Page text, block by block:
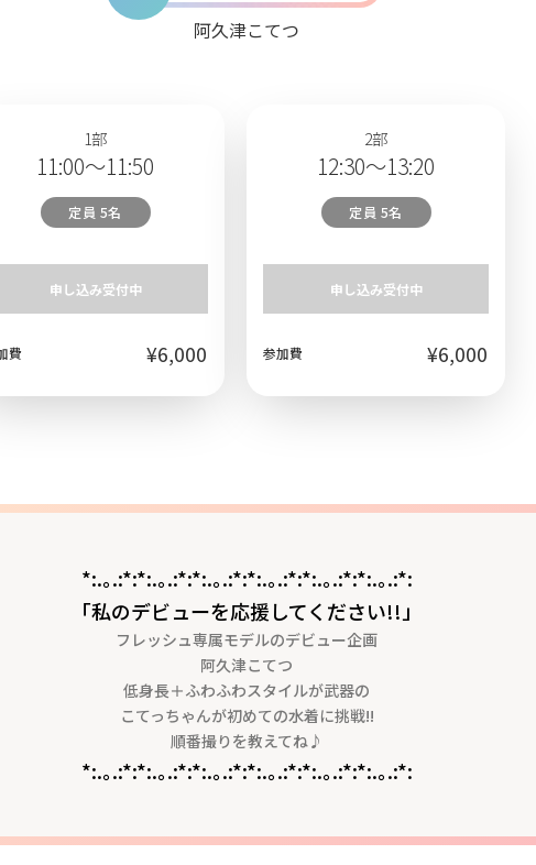
阿久津こてつ
1部
11:00～11:50
定員 5名
申し込み受付中
費 ¥6,000
2部
12:30～13:20
定員 5名
申し込み受付中
参加費 ¥6,000
*:.｡.:*:*:.｡.:*:*:.｡.:*:*:.｡.:*:*:.｡.:*:*:.｡.:*:
「私のデビューを応援してください!!」
フレッシュ専属モデルのデビュー企画
阿久津こてつ
低身長＋ふわふわスタイルが武器の
こてっちゃんが初めての水着に挑戦!!
順番撮りを教えてね♪
*:.｡.:*:*:.｡.:*:*:.｡.:*:*:.｡.:*:*:.｡.:*:*:.｡.:*: